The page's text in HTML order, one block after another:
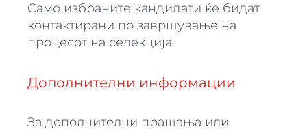
Само избраните кандидати ќе бидат
контактирани по завршување на
процесот на селекција.
Дополнителни информации
За дополнителни прашања или